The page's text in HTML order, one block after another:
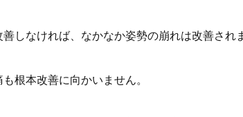
善しなければ、なかなか姿勢の崩れは改善され
根本改善に向かいません。